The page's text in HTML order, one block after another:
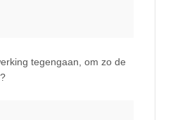
tegengaan, om zo de